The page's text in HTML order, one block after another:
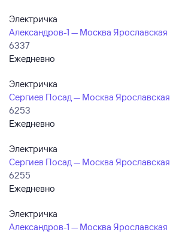
Электричка
Александров-1 — Москва Ярославская
6337
Ежедневно
Электричка
Сергиев Посад — Москва Ярославская
6253
Ежедневно
Электричка
Сергиев Посад — Москва Ярославская
6255
Ежедневно
Электричка
Александров-1 — Москва Ярославская